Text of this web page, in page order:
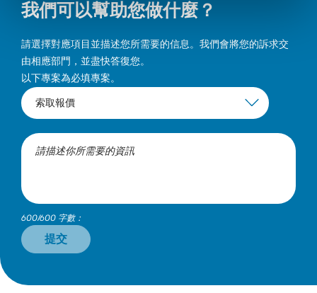
我們可以幫助您做什麼？
請選擇對應項目並描述您所需要的信息。我們會將您的訴求交
由相應部門，並盡快答復您。
以下專案為必填專案。
600/600 字數：
提交